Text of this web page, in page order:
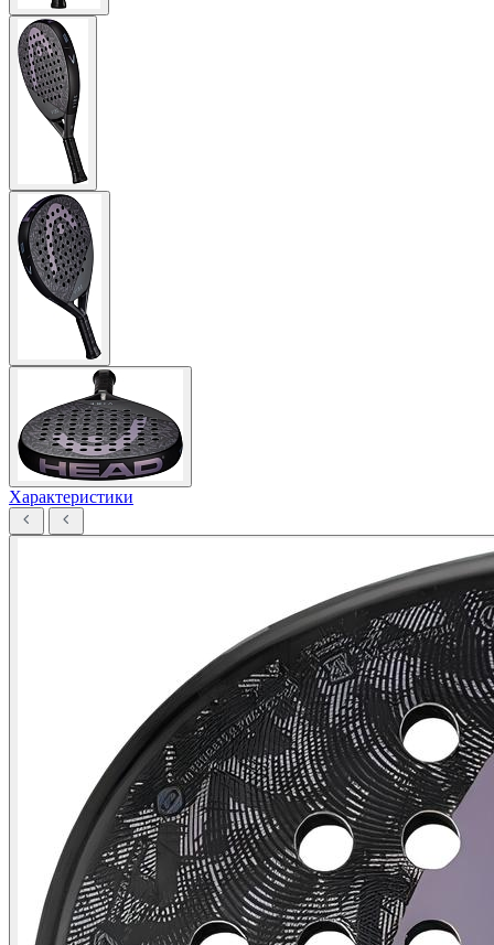
Характеристики